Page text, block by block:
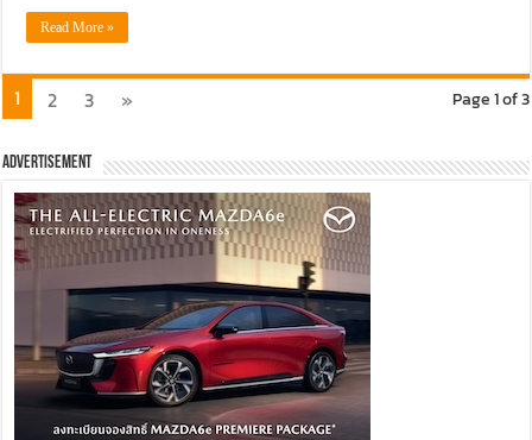
Read More »
Page 1 of 3
1 2 3 »
Advertisement